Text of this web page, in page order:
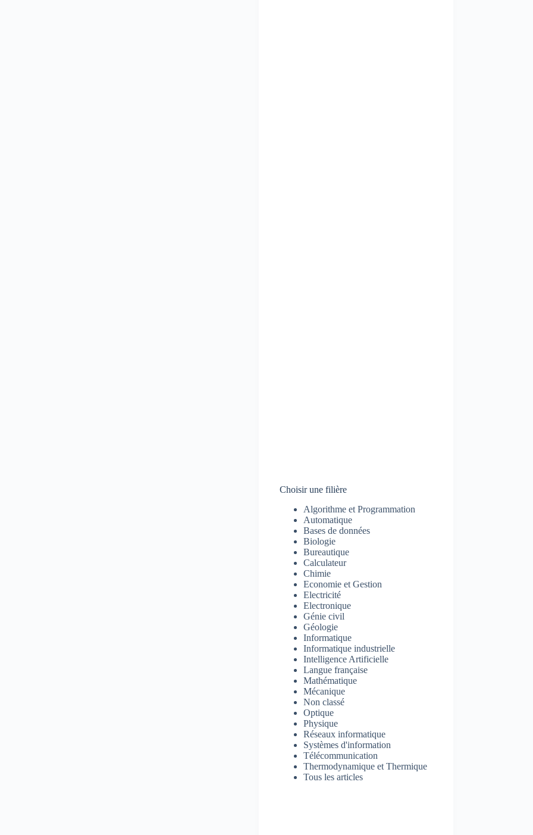
Choisir une filière
Algorithme et Programmation
Automatique
Bases de données
Biologie
Bureautique
Calculateur
Chimie
Economie et Gestion
Electricité
Electronique
Génie civil
Géologie
Informatique
Informatique industrielle
Intelligence Artificielle
Langue française
Mathématique
Mécanique
Non classé
Optique
Physique
Réseaux informatique
Systèmes d'information
Télécommunication
Thermodynamique et Thermique
Tous les articles